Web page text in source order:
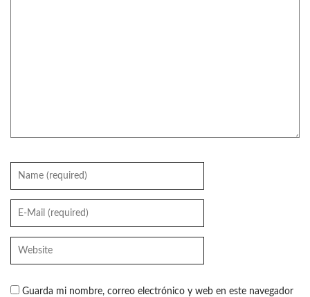
Guarda mi nombre, correo electrónico y web en este navegador